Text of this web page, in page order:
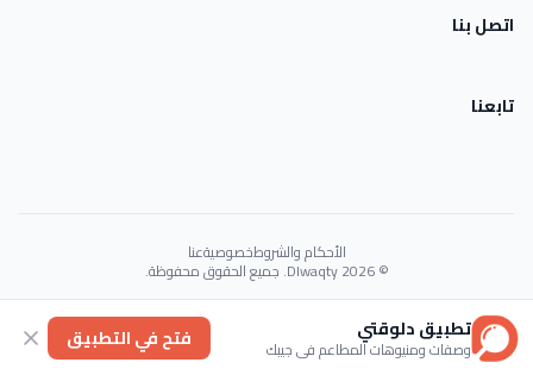
اتصل بنا
تابعنا
الأحكام والشروطخصوصيةعنا
© 2026 Dlwaqty. جميع الحقوق محفوظة.
Powered byGAIT
تطبيق دلوقتي
وصفات ومنيوهات المطاعم في جيبك فتح في التطبيق